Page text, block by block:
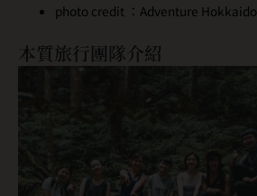
photo credit ：Adventure Hokkaido
本質旅行團隊介紹